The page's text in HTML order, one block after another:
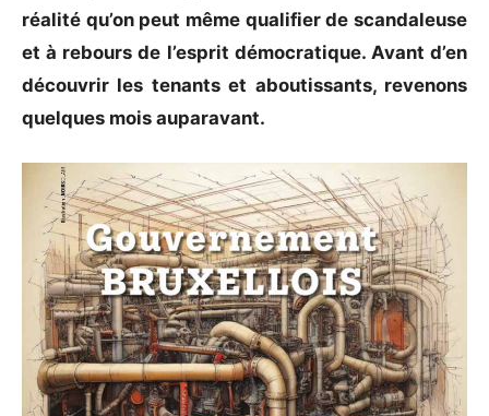
réalité qu’on peut même qualifier de scandaleuse
et à rebours de l’esprit démocratique. Avant d’en
découvrir les tenants et aboutissants, revenons
quelques mois auparavant.